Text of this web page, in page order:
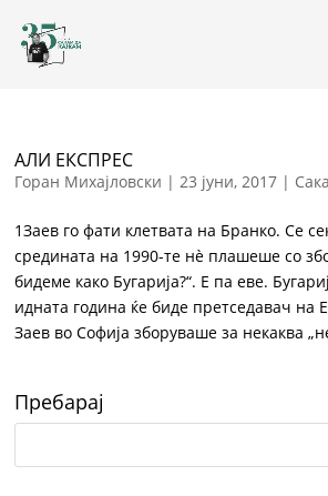
АЛИ ЕКСПРЕС
Горан Михајловски |23 јуни, 2017 |
1Заев го фати клетвата на Бранко. Се
средината на 1990-те нè плашеше со
бидеме како Бугарија?“. Е па еве.
идната година ќе биде претседавач на
Заев во Софија зборуваше за некаква
Пребарај